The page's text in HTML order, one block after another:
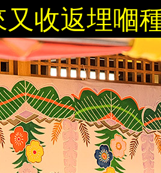
又收返埋嗰